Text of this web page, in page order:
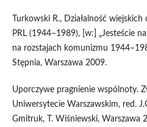
Turkowski R., Działalność
PRL (1944–1989), [w:] „Jesteście
na rozstajach komunizmu
Stępnia, Warszawa 2009.
Uporczywe pragnienie wspólnoty.
Uniwersytecie Warszawskim, red.
Gmitruk, T. Wiśniewski, Warszawa